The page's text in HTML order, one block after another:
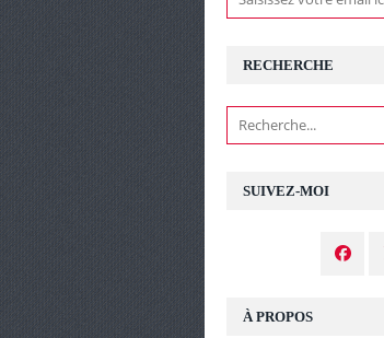
SUIVEZ-MOI
RECHERCHE
À PROPOS